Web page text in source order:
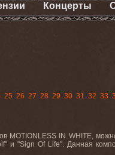
Концерты
25 26 27 28 29 30 31 32 33
MOTIONLESS IN WHITE,
и "Sign Of Life". Данная